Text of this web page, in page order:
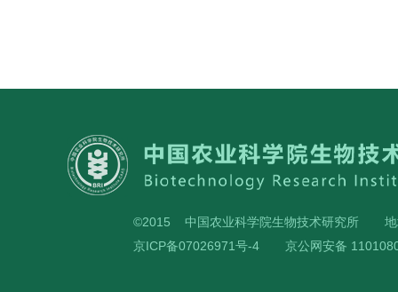
©2015 中国农业科学院生物技术研究所
京ICP备07026971号-4
京公网安备